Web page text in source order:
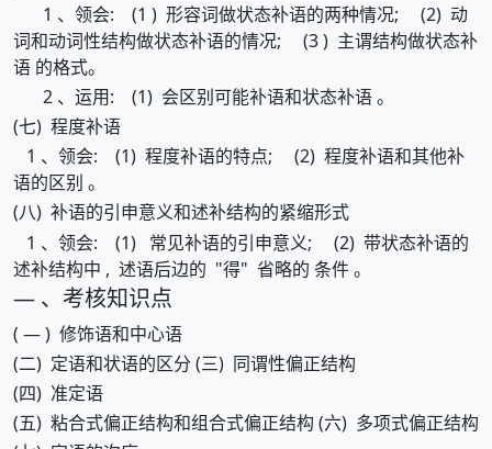
1 、领会: (1 ) 形容词做状态补语的两种情况; (2) 动
词和动词性结构做状态补语的情况; (3 ) 主谓结构做状态补
语 的格式。
2 、运用: (1) 会区别可能补语和状态补语 。
(七) 程度补语
1 、领会: (1) 程度补语的特点; (2) 程度补语和其他补
语的区别 。
(八) 补语的引申意义和述补结构的紧缩形式
1 、领会: (1) 常见补语的引申意义; (2) 带状态补语的
述补结构中 , 述语后边的 "得" 省略的 条件 。
— 、考核知识点
( — ) 修饰语和中心语
(二) 定语和状语的区分 (三) 同谓性偏正结构
(四) 准定语
(五) 粘合式偏正结构和组合式偏正结构 (六) 多项式偏正结构